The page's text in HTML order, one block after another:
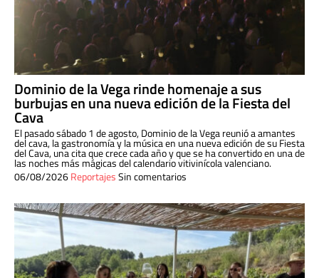
Dominio de la Vega rinde homenaje a sus
burbujas en una nueva edición de la Fiesta del
Cava
El pasado sábado 1 de agosto, Dominio de la Vega reunió a amantes
del cava, la gastronomía y la música en una nueva edición de su Fiesta
del Cava, una cita que crece cada año y que se ha convertido en una de
las noches más mágicas del calendario vitivinícola valenciano.
06/08/2026ReportajesSin comentarios